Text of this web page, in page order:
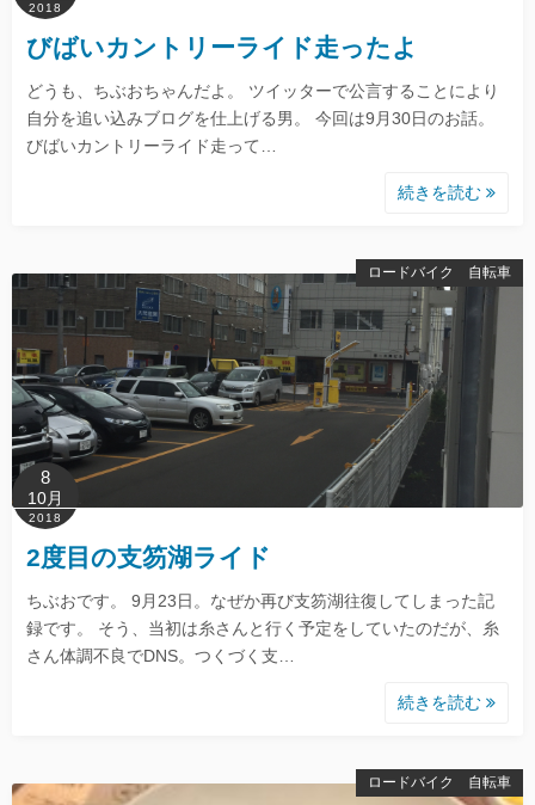
2018
びばいカントリーライド走ったよ
どうも、ちぶおちゃんだよ。 ツイッターで公言することにより
自分を追い込みブログを仕上げる男。 今回は9月30日のお話。
びばいカントリーライド走って…
続きを読む
ロードバイク 自転車
8
10月
2018
2度目の支笏湖ライド
ちぶおです。 9月23日。なぜか再び支笏湖往復してしまった記
録です。 そう、当初は糸さんと行く予定をしていたのだが、糸
さん体調不良でDNS。つくづく支…
続きを読む
ロードバイク 自転車